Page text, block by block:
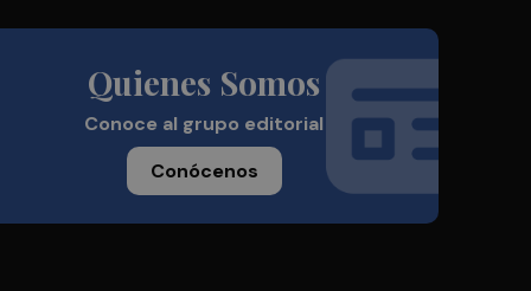
Quienes Somos
Conoce al grupo editorial
Conócenos